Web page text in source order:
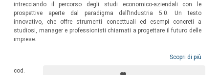
intrecciando il percorso degli studi economico-aziendali con le
prospettive aperte dal paradigma dell’Industria 5.0. Un testo
innovativo, che offre strumenti concettuali ed esempi concreti a
studiosi, manager e professionisti chiamati a progettare il futuro delle
imprese.
Scopri di più
cod.